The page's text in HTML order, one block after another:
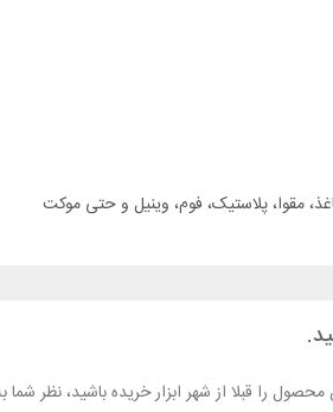
مقوا، پلاستیک، فوم، وینیل و حتی موکت
محصول را قبلا از شهر ابزار خریده باشید،